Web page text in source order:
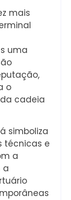
mais
uma
o
cadeia
simboliza
técnicas e
a
a